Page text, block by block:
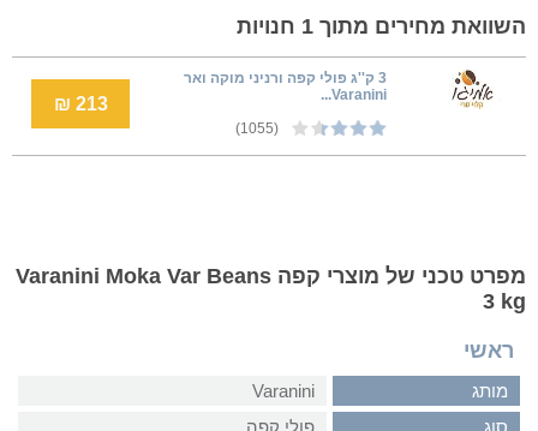
השוואת מחירים מתוך 1 חנויות
3 ק''ג פולי קפה ורניני מוקה ואר
Varanini...
(1055)
213 ₪
מפרט טכני של מוצרי קפה Varanini Moka Var Beans
3 kg
ראשי
מותג
Varanini
סוג
פולי קפה